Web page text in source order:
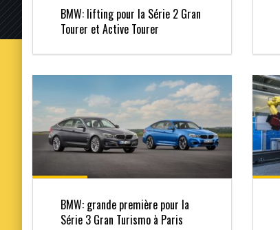
BMW: lifting pour la Série 2 Gran
Tourer et Active Tourer
BMW: grande première pour la
Série 3 Gran Turismo à Paris